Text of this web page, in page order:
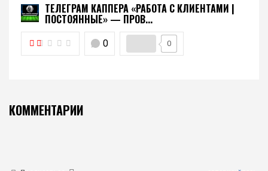
ТЕЛЕГРАМ КАППЕРА «РАБОТА С КЛИЕНТАМИ |
ПОСТОЯННЫЕ» — ПРОВ...
0 0
КОММЕНТАРИИ